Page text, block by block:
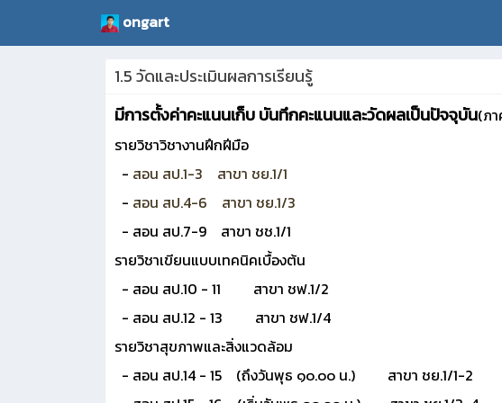
ongart
1.5 วัดและประเมินผลการเรียนรู้
มีการตั้งค่าคะแนนเก็บ บันทึกคะแนนและวัดผลเป็นปัจจุบัน(ภ
รายวิชาวิชางานฝึกฝีมือ
- สอน สป.1-3 สาขา ชย.1/1
- สอน สป.4-6 สาขา ชย.1/3
- สอน สป.7-9 สาขา ชช.1/1
รายวิชาเขียนแบบเทคนิคเบื้องต้น
- สอน สป.10 - 11 สาขา ชฟ.1/2
- สอน สป.12 - 13 สาขา ชฟ.1/4
รายวิชาสุขภาพและสิ่งแวดล้อม
- สอน สป.14 - 15 (ถึงวันพุธ ๑๐.๐๐ น.) สาขา ชย.1/1-2